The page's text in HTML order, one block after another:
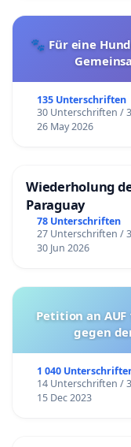
🐾 Für eine
135 Unterschriften
30 Unterschriften /
26 May 2026
Wiederholung
Paraguay
78 Unterschriften
27 Unterschriften /
30 Jun 2026
Petition an
gegen
1 040
14 Unterschriften /
15 Dec 2023